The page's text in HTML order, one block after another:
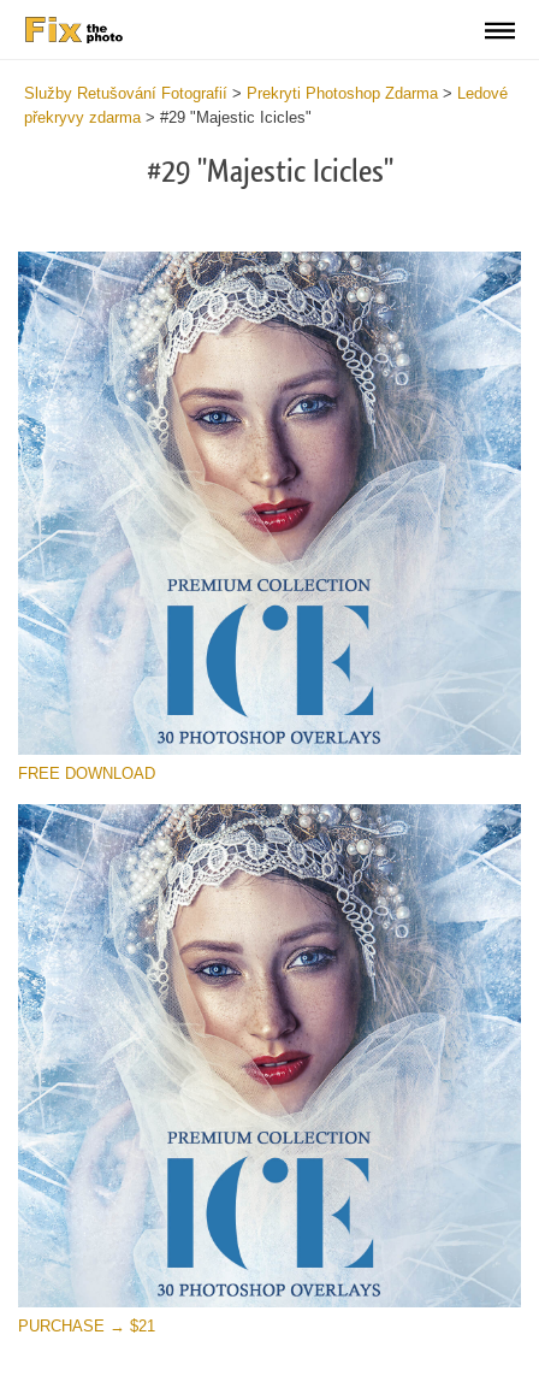
Služby Retušování Fotografií > Prekryti Photoshop Zdarma> Ledové
překryvy zdarma> #29 "Majestic Icicles"
#29 "Majestic Icicles"
Prosím vyberte
Free Photoshop Overlay #29
Small 800*533px
Ice Bundle
(30 Overlays)
4 Seasons (411 Overlays)
Large 6000*4000px
Entire Collection
(1783 Overlays)
Large 6000*4000px
Stažení zdarma
FREE DOWNLOAD
PURCHASE → $21